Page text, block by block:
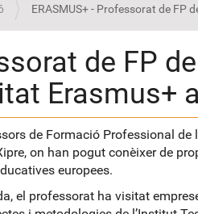
ERASMUS+ - Professorat de FP
de FP
Erasmus+
de Formació Professional
on han pogut conèixer de
europees.
el professorat ha visitat